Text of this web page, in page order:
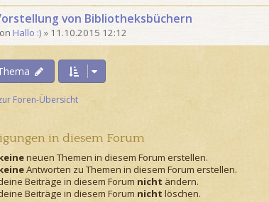
von Bibliotheksbüchern
Hallo :) » 11.10.2015 12:12
Foren-Übersicht
in diesem Forum
neuen Themen in diesem Forum erstellen.
Antworten zu Themen in diesem Forum erstellen.
Beiträge in diesem Forum nicht ändern.
Beiträge in diesem Forum nicht löschen.